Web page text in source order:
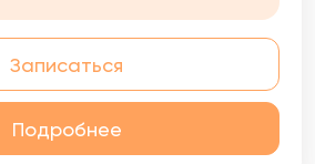
Записаться
Подробнее